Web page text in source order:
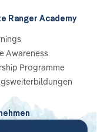
Ranger Academy
Awareness
Programme